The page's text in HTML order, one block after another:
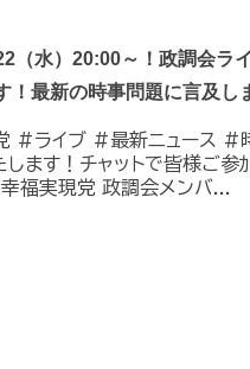
（水）20:00～！政調会
！最新の時事問題に言及し
#ライブ #最新ニュース
します！チャットで皆様ご
幸福実現党 政調会メンバ...